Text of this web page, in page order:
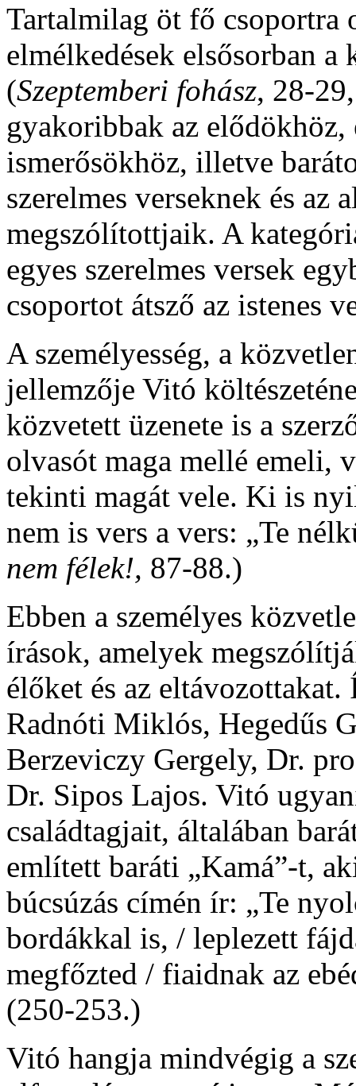
Tartalmilag öt fő csoportra
elmélkedések elsősorban
(Szeptemberi fohász, 28-
gyakoribbak az elődökhöz,
ismerősökhöz, illetve
szerelmes verseknek és az
megszólítottjaik. A
egyes szerelmes versek
csoportot átsző az istenes
A személyesség, a
jellemzője Vitó
közvetett üzenete is a
olvasót maga mellé emeli,
tekinti magát vele. Ki is
nem is vers a vers: „Te
nem félek!, 87-88.)
Ebben a személyes
írások, amelyek
élőket és az
Radnóti Miklós, Hegedűs
Berzeviczy Gergely, Dr.
Dr. Sipos Lajos. Vitó
családtagjait, általában
említett baráti „Kamá”-t,
búcsúzás címén ír: „Te
bordákkal is, / leplezett
megfőzted / fiaidnak az
(250-253.)
Vitó hangja mindvégig a